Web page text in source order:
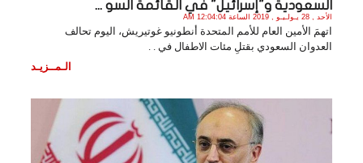
السعودية و"إسرائيل" في القائمة السو ...
الأحد , 28 يـولـيـو , 2019 الساعة 12:04:04 AM
اتهمَ الأمين العام للأمم المتحدة أنطونيو غوتيريش، اليوم تحالف
العدوان السعودي بقتلِ مئات الاطفال في . .
الـمــزيـد